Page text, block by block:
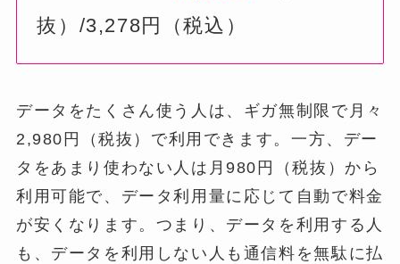
抜）/3,278円（税込）
データをたくさん使う人は、ギガ無制限で月々
2,980円（税抜）で利用できます。一方、デー
タをあまり使わない人は月980円（税抜）から
利用可能で、データ利用量に応じて自動で料金
が安くなります。つまり、データを利用する人
も、データを利用しない人も通信料を無駄に払